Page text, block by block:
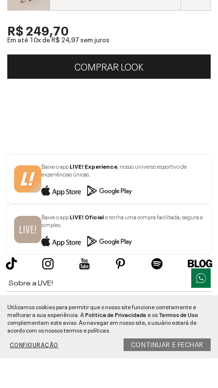
R$ 249,70
Em até 10x deR$ 24,97sem juros
COMPRAR LOOK
Baixe o appLIVE! Experience, nosso universo esportivo de
experiências únicas.
Baixe o appLIVE! Oficiale tenha uma compra facilitada, segura e
simples.
Sobre a LIVE!
Informações
Utilizamos cookies para permitir que o nosso site funcione corretamente e
melhorar a sua experiência. APolitica de Privacidade e osTermos de Uso
complementam este aviso. Ao navegar em nosso site, o usuário estará de
acordo com os nossos termos e políticas.
CONFIGURAÇÃO
CONTINUAR E FECHAR